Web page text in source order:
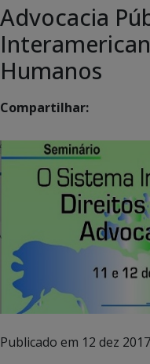
Advocacia
Humanos
Compartilhar:
Publicado em 12 dez 2017